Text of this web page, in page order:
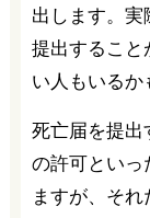
出します。
提出すること
い人もいるか
死亡届を提出
の許可といっ
ますが、そ